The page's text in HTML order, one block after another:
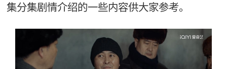
集分集剧情介绍的一些内容供大家参考。